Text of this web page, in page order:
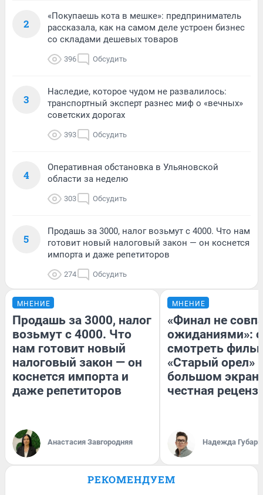
2
«Покупаешь кота в мешке»: предприниматель
рассказала, как на самом деле устроен бизнес
со складами дешевых товаров
396 Обсудить
3
Наследие, которое чудом не развалилось:
транспортный эксперт разнес миф о «вечных»
советских дорогах
393 Обсудить
4
Оперативная обстановка в Ульяновской
области за неделю
303 Обсудить
5
Продашь за 3000, налог возьмут с 4000. Что нам
готовит новый налоговый закон — он коснется
импорта и даже репетиторов
274 Обсудить
МНЕНИЕ
Продашь за 3000, налог
возьмут с 4000. Что
нам готовит новый
налоговый закон — он
коснется импорта и
даже репетиторов
Анастасия Завгородняя
МНЕНИЕ
«Финал не
ожиданиями»:
смотреть
«Старый орел»
большом
честная
Надежда Губарь
РЕКОМЕНДУЕМ